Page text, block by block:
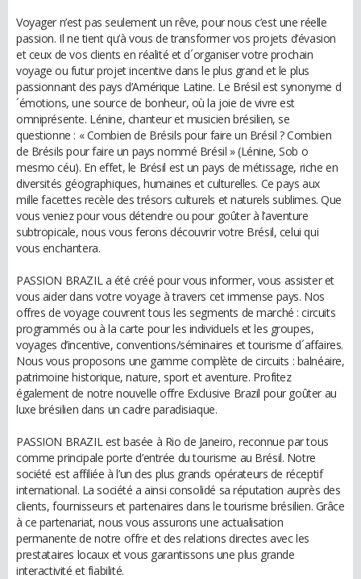
Voyager n’est pas seulement un rêve, pour nous c’est une réelle
passion. Il ne tient qu’à vous de transformer vos projets d’évasion
et ceux de vos clients en réalité et d´organiser votre prochain
voyage ou futur projet incentive dans le plus grand et le plus
passionnant des pays d’Amérique Latine. Le Brésil est synonyme d
´émotions, une source de bonheur, où la joie de vivre est
omniprésente. Lénine, chanteur et musicien brésilien, se
questionne : « Combien de Brésils pour faire un Brésil ? Combien
de Brésils pour faire un pays nommé Brésil » (Lénine, Sob o
mesmo céu). En effet, le Brésil est un pays de métissage, riche en
diversités géographiques, humaines et culturelles. Ce pays aux
mille facettes recèle des trésors culturels et naturels sublimes. Que
vous veniez pour vous détendre ou pour goûter à l’aventure
subtropicale, nous vous ferons découvrir votre Brésil, celui qui
vous enchantera.
PASSION BRAZIL a été créé pour vous informer, vous assister et
vous aider dans votre voyage à travers cet immense pays. Nos
offres de voyage couvrent tous les segments de marché : circuits
programmés ou à la carte pour les individuels et les groupes,
voyages d’incentive, conventions/séminaires et tourisme d´affaires.
Nous vous proposons une gamme complète de circuits : balnéaire,
patrimoine historique, nature, sport et aventure. Profitez
également de notre nouvelle offre Exclusive Brazil pour goûter au
luxe brésilien dans un cadre paradisiaque.
PASSION BRAZIL est basée à Rio de Janeiro, reconnue par tous
comme principale porte d’entrée du tourisme au Brésil. Notre
société est affiliée à l’un des plus grands opérateurs de réceptif
international. La société a ainsi consolidé sa réputation auprès des
clients, fournisseurs et partenaires dans le tourisme brésilien. Grâce
à ce partenariat, nous vous assurons une actualisation
permanente de notre offre et des relations directes avec les
prestataires locaux et vous garantissons une plus grande
interactivité et fiabilité.